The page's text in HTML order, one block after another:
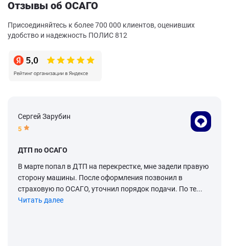
Отзывы об ОСАГО
Присоединяйтесь к более 700 000 клиентов, оценивших
удобство и надежность ПОЛИС 812
Сергей Зарубин
5
ДТП по ОСАГО
В марте попал в ДТП на перекрестке, мне задели правую
сторону машины. После оформления позвонил в
страховую по ОСАГО, уточнил порядок подачи. По те...
Читать далее